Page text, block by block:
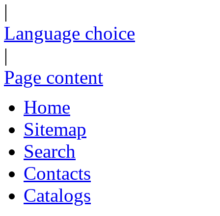
|
Language choice
|
Page content
Home
Sitemap
Search
Contacts
Catalogs